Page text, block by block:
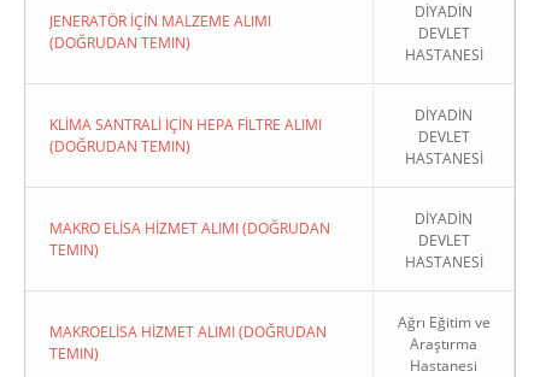
JENERATÖR İÇİN MALZEME ALIMI
(DOĞRUDAN TEMIN)
DİYADİN
DEVLET
HASTANESİ
KLİMA SANTRALİ İÇİN HEPA FİLTRE ALIMI
(DOĞRUDAN TEMIN)
DİYADİN
DEVLET
HASTANESİ
MAKRO ELİSA HİZMET ALIMI (DOĞRUDAN
TEMIN)
DİYADİN
DEVLET
HASTANESİ
MAKROELİSA HİZMET ALIMI (DOĞRUDAN
TEMIN)
Ağrı Eğitim ve
Araştırma
Hastanesi